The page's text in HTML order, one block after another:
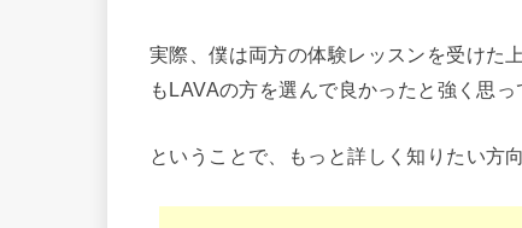
実際、僕は両方の体験レッスンを受けた
もLAVAの方を選んで良かったと強く思っ
ということで、もっと詳しく知りたい方